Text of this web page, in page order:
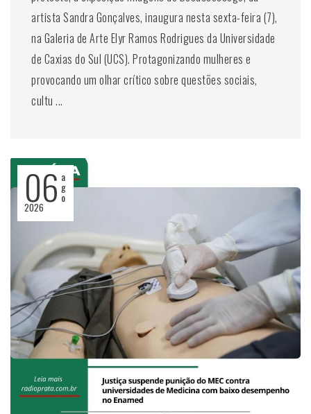
artista Sandra Gonçalves, inaugura nesta sexta-feira (7),
na Galeria de Arte Elyr Ramos Rodrigues da Universidade
de Caxias do Sul (UCS). Protagonizando mulheres e
provocando um olhar crítico sobre questões sociais,
cultu ...
06 a
g
o
2026